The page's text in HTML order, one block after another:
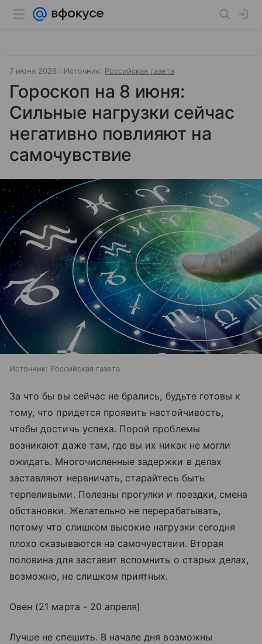
7 июня 2026 Источник: Российская газета
Гороскоп на 8 июня:
Сильные нагрузки сейчас
негативно повлияют на
самочувствие
Источник: Российская газета
За что бы вы сейчас не брались, будьте готовы к
тому, что придется проявить настойчивость,
чтобы достичь успеха. Порой проблемы
возникают даже там, где вы их никак не могли
ожидать. Многочисленные задержки в делах
заставляют нервничать, старайтесь быть
терпеливыми. Полезны прогулки и поездки, смена
обстановки. Желательно не перерабатывать,
потому что слишком высокие нагрузки сегодня
плохо сказываются на самочувствии. Вторая
половина для заставит вспомнить о старых делах,
возможно, не слишком приятных.
Овен (21 марта - 20 апреля)
Лучше не спешить. В начале дня возможны